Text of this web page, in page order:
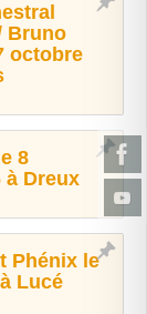
Bruno
octobre
8
à Dreux
Phénix le
Lucé